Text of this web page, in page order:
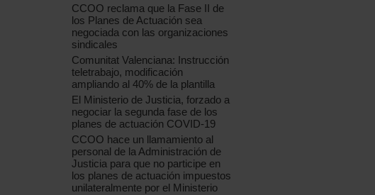
CCOO reclama que la Fase II de
los Planes de Actuación sea
negociada con las organizaciones
sindicales
Comunitat Valenciana: Instrucción
teletrabajo, modificación
ampliando al 40% de la plantilla
El Ministerio de Justicia, forzado a
negociar la segunda fase de los
planes de actuación COVID-19
CCOO hace un llamamiento al
personal de la Administración de
Justicia para que no participe en
los planes de actuación impuestos
unilateralmente por el Ministerio